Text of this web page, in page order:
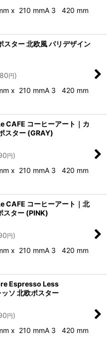
x 210 mmA 3 420 mm
ター 北欧風 パリデザイン
円)
x 210 mmA 3 420 mm
CAFE コーヒーアート｜カ
スター (GRAY)
円)
x 210 mmA 3 420 mm
CAFE コーヒーアート｜北
スター (PINK)
円)
x 210 mmA 3 420 mm
Espresso Less
ソ 北欧ポスター
円)
x 210 mmA 3 420 mm